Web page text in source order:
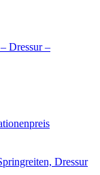
Dressur –
Dressur